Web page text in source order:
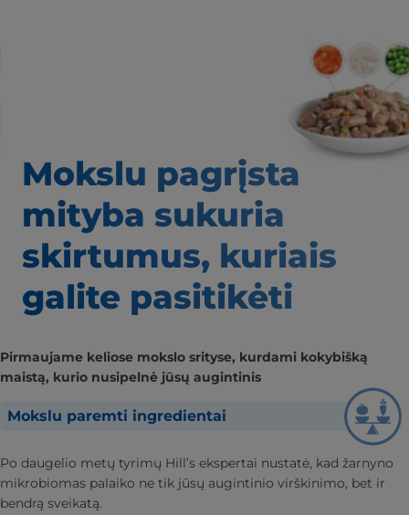
Mokslu pagrįsta
mityba sukuria
skirtumus, kuriais
galite pasitikėti
Pirmaujame keliose mokslo srityse, kurdami kokybišką
maistą, kurio nusipelnė jūsų augintinis
Mokslu paremti ingredientai
Po daugelio metų tyrimų Hill’s ekspertai nustatė, kad žarnyno
mikrobiomas palaiko ne tik jūsų augintinio virškinimo, bet ir
bendrą sveikatą.